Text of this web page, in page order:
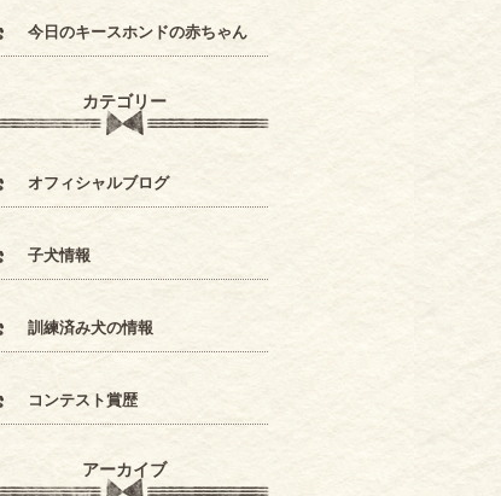
今日のキースホンドの赤ちゃん
カテゴリー
オフィシャルブログ
子犬情報
訓練済み犬の情報
コンテスト賞歴
アーカイブ